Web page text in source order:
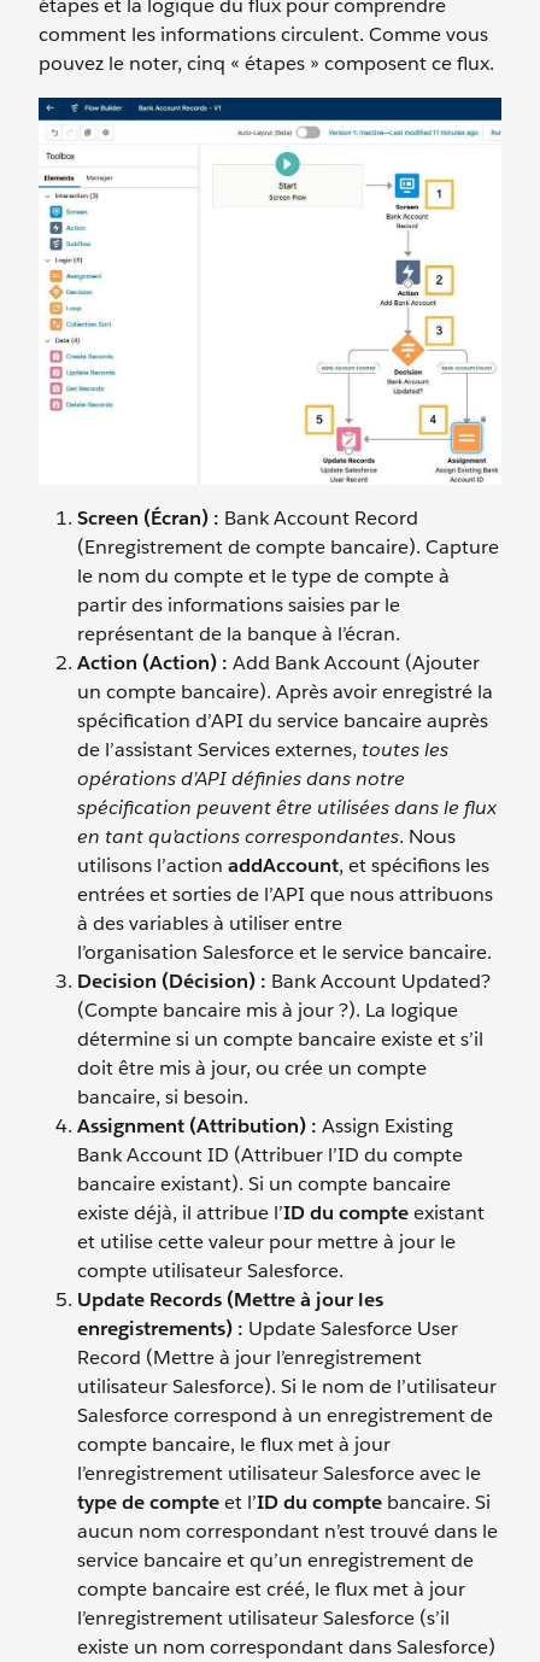
étapes et la logique du flux pour comprendre
comment les informations circulent. Comme vous
pouvez le noter, cinq « étapes » composent ce flux.
Screen (Écran) : Bank Account Record
(Enregistrement de compte bancaire). Capture
le nom du compte et le type de compte à
partir des informations saisies par le
représentant de la banque à l’écran.
Action (Action) : Add Bank Account (Ajouter
un compte bancaire). Après avoir enregistré la
spécification d’API du service bancaire auprès
de l’assistant Services externes, toutes les
opérations d’API définies dans notre
spécification peuvent être utilisées dans le flux
en tant qu’actions correspondantes. Nous
utilisons l’action addAccount, et spécifions les
entrées et sorties de l’API que nous attribuons
à des variables à utiliser entre
l’organisation Salesforce et le service bancaire.
Decision (Décision) : Bank Account Updated?
(Compte bancaire mis à jour ?). La logique
détermine si un compte bancaire existe et s’il
doit être mis à jour, ou crée un compte
bancaire, si besoin.
Assignment (Attribution) : Assign Existing
Bank Account ID (Attribuer l’ID du compte
bancaire existant). Si un compte bancaire
existe déjà, il attribue l’ID du compteexistant
et utilise cette valeur pour mettre à jour le
compte utilisateur Salesforce.
Update Records (Mettre à jour les
enregistrements) : Update Salesforce User
Record (Mettre à jour l’enregistrement
utilisateur Salesforce). Si le nom de l’utilisateur
Salesforce correspond à un enregistrement de
compte bancaire, le flux met à jour
l’enregistrement utilisateur Salesforce avec le
type de compteet l’ID du compte bancaire. Si
aucun nom correspondant n’est trouvé dans le
service bancaire et qu’un enregistrement de
compte bancaire est créé, le flux met à jour
l’enregistrement utilisateur Salesforce (s’il
existe un nom correspondant dans Salesforce)